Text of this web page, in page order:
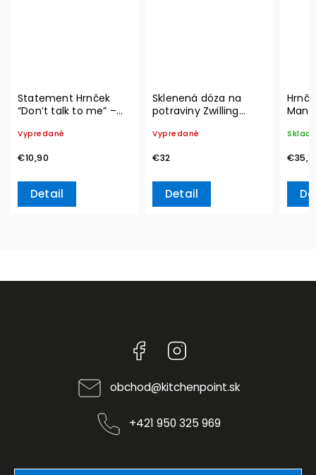
Statement Hrnček
“Don’t talk to me” –
Vypredané
€10,90
Detail
Sklenená dóza na
potraviny Zwilling
Vypredané
€32
Detail
Boch
Facebook
obchod@kitchenpoint.sk
+421 950 325 969